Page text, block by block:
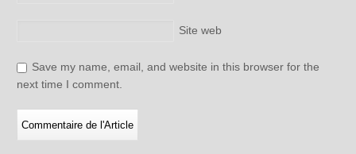
Site web
Save my name, email, and website in this browser for the
next time I comment.